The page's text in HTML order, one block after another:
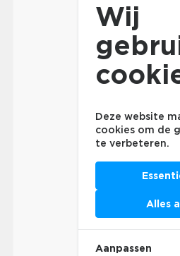
Wij
Deze website
cookies om de
te verbeteren.
Alles
Aanpassen